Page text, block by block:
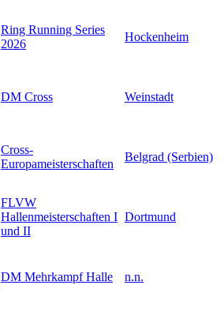
Ring Running Series
2026
Hockenheim
DM Cross Weinstadt
Cross-
Europameisterschaften
Belgrad (Serbien)
FLVW
Hallenmeisterschaften I
und II
Dortmund
DM Mehrkampf Halle n.n.